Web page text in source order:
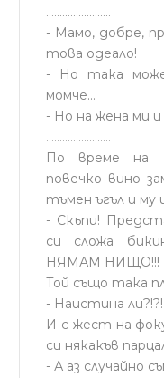
........................
- Мамо, добре,
това одеало!
- Но така
момче…
- Но на жена ми
........................
По време на
повечко вино
тъмен ъгъл и му
- Скъпи!
си сложа
НЯМАМ НИЩО!!!
Той също така
- Наистина
И с жест на
си някакъв
- А аз случайно